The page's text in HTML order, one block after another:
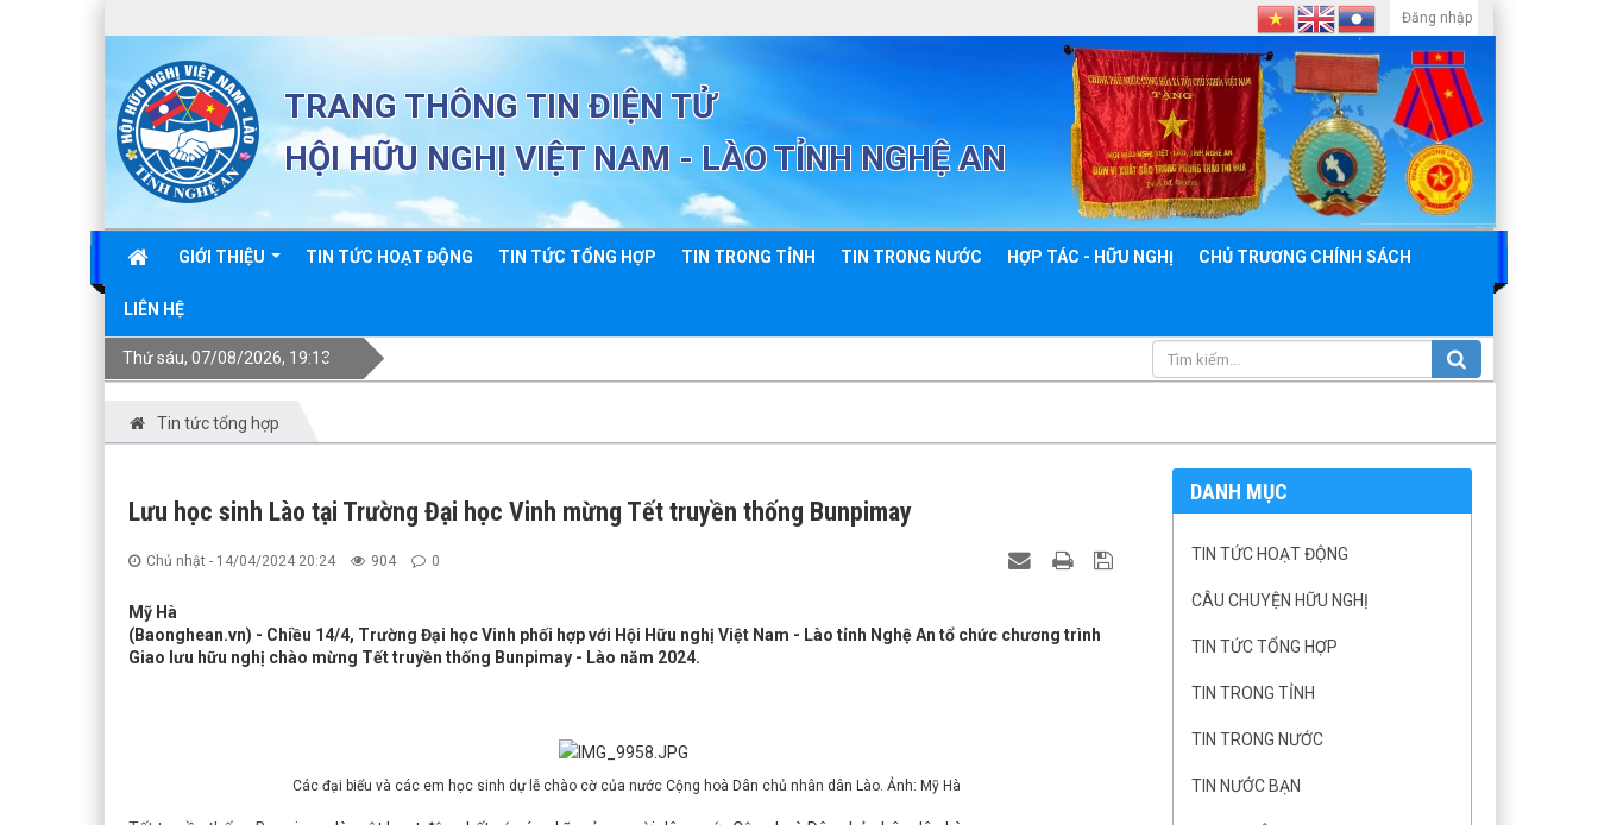
TRANG THÔNG TIN ĐIỆN TỬ
HỘI HỮU NGHỊ VIỆT NAM - LÀO TỈNH NGHỆ AN
GIỚI THIỆU TIN TỨC HOẠT ĐỘNG TIN TỨC TỔNG HỢP TIN TRONG TỈNH TIN TRONG NƯỚC HỢP TÁC - HỮU NGHỊ CHỦ TRƯƠNG CHÍNH SÁCH
LIÊN HỆ
Thứ sáu, 07/08/2026, 19:13
Đăng nhập
Tin tức tổng hợp
Lưu học sinh Lào tại Trường Đại học Vinh mừng Tết truyền thống Bunpimay
Chủ nhật - 14/04/2024 20:24 904 0
Mỹ Hà
(Baonghean.vn) - Chiều 14/4, Trường Đại học Vinh phối hợp với Hội Hữu nghị Việt Nam - Lào tỉnh Nghệ An tổ chức chương trình
Giao lưu hữu nghị chào mừng Tết truyền thống Bunpimay - Lào năm 2024.
Các đại biểu và các em học sinh dự lễ chào cờ của nước Cộng hoà Dân chủ nhân dân Lào. Ảnh: Mỹ Hà
DANH MỤC
TIN TỨC HOẠT ĐỘNG
CÂU CHUYỆN HỮU NGHỊ
TIN TỨC TỔNG HỢP
TIN TRONG TỈNH
TIN TRONG NƯỚC
TIN NƯỚC BẠN